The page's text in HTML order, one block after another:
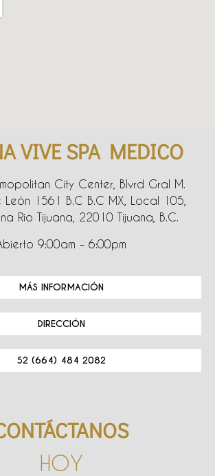
VIVE SPA MEDICO
City Center, Blvrd Gral M.
1561 B.C B.C MX, Local 105,
Rio Tijuana, 22010 Tijuana, B.C.
9:00am – 6:00pm
MÁS INFORMACIÓN
DIRECCIÓN
52 (664) 484 2082
HOY